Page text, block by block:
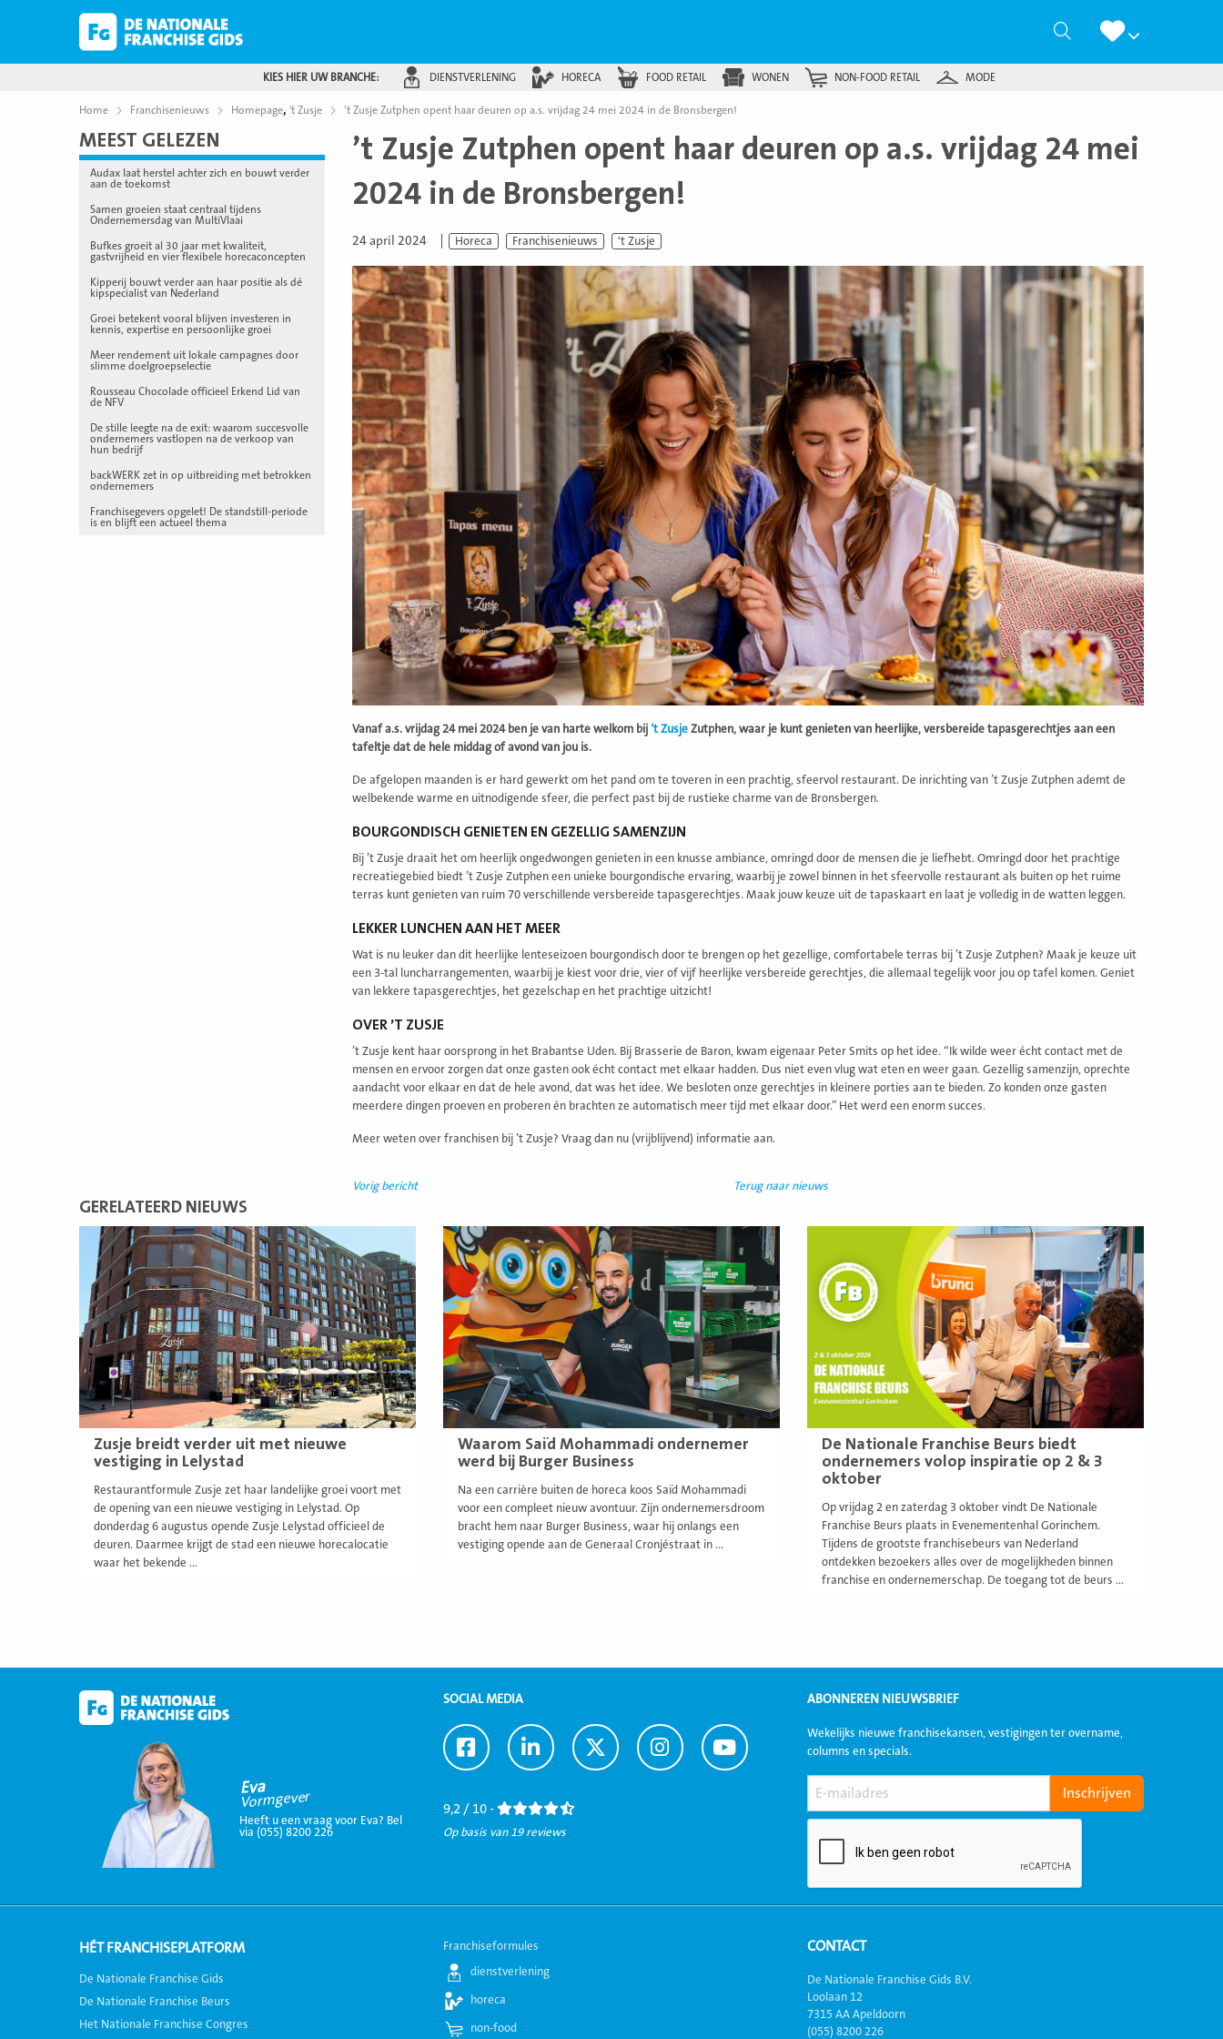
Zoeken
KIES HIER UW BRANCHE: DIENSTVERLENING HORECA FOOD RETAIL WONEN NON-FOOD RETAIL MODE
Home Franchisenieuws Homepage, 't Zusje ’t Zusje Zutphen opent haar deuren op a.s. vrijdag 24 mei 2024 in de Bronsbergen!
MEEST GELEZEN
Audax laat herstel achter zich en bouwt verder
aan de toekomst
Samen groeien staat centraal tijdens
Ondernemersdag van MultiVlaai
Bufkes groeit al 30 jaar met kwaliteit,
gastvrijheid en vier flexibele horecaconcepten
Kipperij bouwt verder aan haar positie als dé
kipspecialist van Nederland
Groei betekent vooral blijven investeren in
kennis, expertise en persoonlijke groei
Meer rendement uit lokale campagnes door
slimme doelgroepselectie
Rousseau Chocolade officieel Erkend Lid van
de NFV
De stille leegte na de exit: waarom succesvolle
ondernemers vastlopen na de verkoop van
hun bedrijf
backWERK zet in op uitbreiding met betrokken
ondernemers
Franchisegevers opgelet! De standstill-periode
is en blijft een actueel thema
’t Zusje Zutphen opent haar deuren op a.s. vrijdag 24 mei
2024 in de Bronsbergen!
24 april 2024 Horeca Franchisenieuws 't Zusje
Vanaf a.s. vrijdag 24 mei 2024 ben je van harte welkom bij ‘t Zusje Zutphen, waar je kunt genieten van heerlijke, versbereide tapasgerechtjes aan een
tafeltje dat de hele middag of avond van jou is.
De afgelopen maanden is er hard gewerkt om het pand om te toveren in een prachtig, sfeervol restaurant. De inrichting van ’t Zusje Zutphen ademt de
welbekende warme en uitnodigende sfeer, die perfect past bij de rustieke charme van de Bronsbergen.
BOURGONDISCH GENIETEN EN GEZELLIG SAMENZIJN
Bij ’t Zusje draait het om heerlijk ongedwongen genieten in een knusse ambiance, omringd door de mensen die je liefhebt. Omringd door het prachtige
recreatiegebied biedt ’t Zusje Zutphen een unieke bourgondische ervaring, waarbij je zowel binnen in het sfeervolle restaurant als buiten op het ruime
terras kunt genieten van ruim 70 verschillende versbereide tapasgerechtjes. Maak jouw keuze uit de tapaskaart en laat je volledig in de watten leggen.
LEKKER LUNCHEN AAN HET MEER
Wat is nu leuker dan dit heerlijke lenteseizoen bourgondisch door te brengen op het gezellige, comfortabele terras bij ’t Zusje Zutphen? Maak je keuze uit
een 3-tal luncharrangementen, waarbij je kiest voor drie, vier of vijf heerlijke versbereide gerechtjes, die allemaal tegelijk voor jou op tafel komen. Geniet
van lekkere tapasgerechtjes, het gezelschap en het prachtige uitzicht!
OVER ’T ZUSJE
’t Zusje kent haar oorsprong in het Brabantse Uden. Bij Brasserie de Baron, kwam eigenaar Peter Smits op het idee. “Ik wilde weer écht contact met de
mensen en ervoor zorgen dat onze gasten ook écht contact met elkaar hadden. Dus niet even vlug wat eten en weer gaan. Gezellig samenzijn, oprechte
aandacht voor elkaar en dat de hele avond, dat was het idee. We besloten onze gerechtjes in kleinere porties aan te bieden. Zo konden onze gasten
meerdere dingen proeven en proberen én brachten ze automatisch meer tijd met elkaar door.” Het werd een enorm succes.
Meer weten over franchisen bij ’t Zusje? Vraag dan nu (vrijblijvend) informatie aan.
Vorig bericht Terug naar nieuws
GERELATEERD NIEUWS
Zusje breidt verder uit met nieuwe
vestiging in Lelystad
Restaurantformule Zusje zet haar landelijke groei voort met
de opening van een nieuwe vestiging in Lelystad. Op
donderdag 6 augustus opende Zusje Lelystad officieel de
deuren. Daarmee krijgt de stad een nieuwe horecalocatie
waar het bekende ...
Lees
meer
Waarom Saïd Mohammadi ondernemer
werd bij Burger Business
Na een carrière buiten de horeca koos Saïd Mohammadi
voor een compleet nieuw avontuur. Zijn ondernemersdroom
bracht hem naar Burger Business, waar hij onlangs een
vestiging opende aan de Generaal Cronjéstraat in ...
Lees
meer
De Nationale Franchise Beurs biedt
ondernemers volop inspiratie op 2 & 3
oktober
Op vrijdag 2 en zaterdag 3 oktober vindt De Nationale
Franchise Beurs plaats in Evenementenhal Gorinchem.
Tijdens de grootste franchisebeurs van Nederland
ontdekken bezoekers alles over de mogelijkheden binnen
franchise en ondernemerschap. De toegang tot de beurs ...
Eva
Vormgever
Heeft u een vraag voor Eva? Bel
via (055) 8200 226
SOCIAL MEDIA
Ga
naar
Ga
naar
Ga
naar
Ga
naar
Ga
naar
9,2 / 10 -
Op basis van 19 reviews
ABONNEREN NIEUWSBRIEF
Wekelijks nieuwe franchisekansen, vestigingen ter overname,
columns en specials.
HÉT FRANCHISEPLATFORM
De Nationale Franchise Gids
De Nationale Franchise Beurs
Het Nationale Franchise Congres
Franchiseformules
dienstverlening
horeca
non-food
CONTACT
De Nationale Franchise Gids B.V.
Loolaan 12
7315 AA Apeldoorn
(055) 8200 226